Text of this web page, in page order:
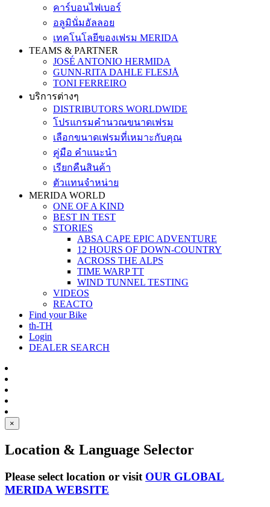
คาร์บอนไฟเบอร์
อลูมินั่มอัลลอย
เทคโนโลยีของเฟรม MERIDA
TEAMS & PARTNER
JOSÉ ANTONIO HERMIDA
GUNN-RITA DAHLE FLESJÅ
TONI FERREIRO
บริการต่างๆ
DISTRIBUTORS WORLDWIDE
โปรแกรมคำนวณขนาดเฟรม
เลือกขนาดเฟรมที่เหมาะกับคุณ
คู่มือ คำแนะนำ
เรียกคืนสินค้า
ตัวแทนจำหน่าย
MERIDA WORLD
ONE OF A KIND
BEST IN TEST
STORIES
ABSA CAPE EPIC ADVENTURE
12 HOURS OF DOWN-COUNTRY
ACROSS THE ALPS
TIME WARP TT
WIND TUNNEL TESTING
VIDEOS
REACTO
Find your Bike
th-TH
Login
DEALER SEARCH
×
Location & Language Selector
Please select location or visit OUR GLOBAL
MERIDA WEBSITE